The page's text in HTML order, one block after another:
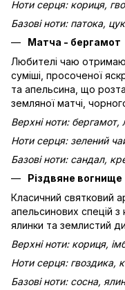
Ноти серця: кориця,
Базові ноти: патока,
Матча - бергамот
Любителі чаю
суміші, просоченої
та апельсина, що
земляної матчі,
Верхні ноти:
Ноти серця: зелений
Базові ноти: сандал,
Різдвяне вогнище
Класичний святковий
апельсинових спецій з
ялинки та землистий
Верхні ноти: кориця,
Ноти серця: гвоздика,
Базові ноти: сосна,